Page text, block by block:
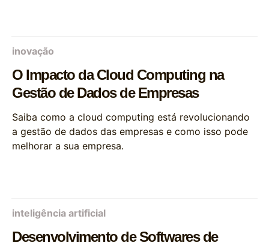
inovação
O Impacto da Cloud Computing na
Gestão de Dados de Empresas
Saiba como a cloud computing está revolucionando
a gestão de dados das empresas e como isso pode
melhorar a sua empresa.
inteligência artificial
Desenvolvimento de Softwares de